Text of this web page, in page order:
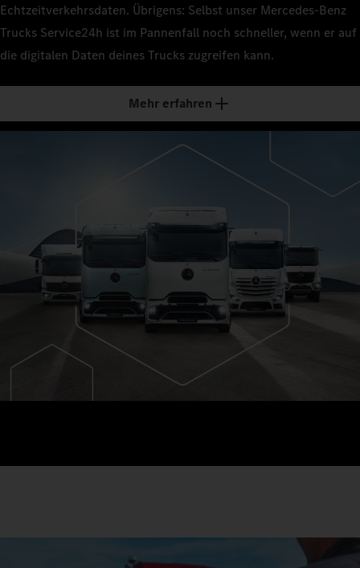
Echtzeitverkehrsdaten. Übrigens: Selbst unser Mercedes‑Benz
Trucks Service24h ist im Pannenfall noch schneller, wenn er auf
die digitalen Daten deines Trucks zugreifen kann.
Mehr erfahren